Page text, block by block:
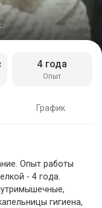
Опыт
4 года
График
Опыт работы
- 4 года.
гигиена,